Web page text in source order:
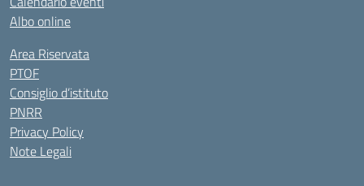
Albo online
Area Riservata
PTOF
Consiglio d’istituto
PNRR
Privacy Policy
Note Legali